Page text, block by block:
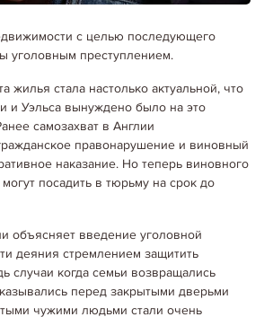
с целью последующего
уголовным преступлением.
жилья стала настолько актуальной, что
и Уэльса вынуждено было на это
самозахват в Англии
правонарушение и виновный
наказание. Но теперь виновного
посадить в тюрьму на срок до
объясняет введение уголовной
деяния стремлением защитить
случаи когда семьи возвращались
перед закрытыми дверьми
чужими людьми стали очень
ЗАСТРОЙЩИКОВ
Украины создала «черный список»
Перечень фирм входящих в него,
утверждения, будет предоставлен
Детальніше...